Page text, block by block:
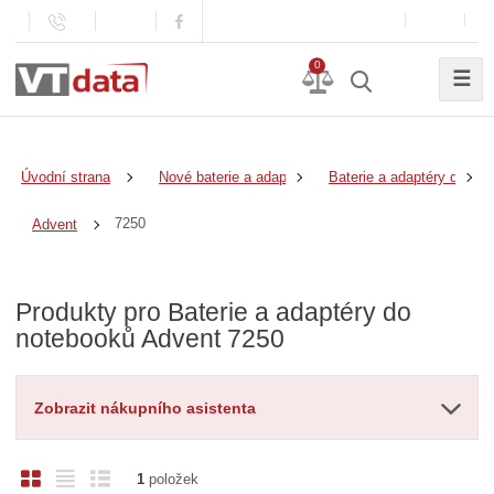
0
☰
Úvodní strana Nové baterie a adaptéry Baterie a adaptéry do
Advent 7250
Produkty pro Baterie a adaptéry do
notebooků Advent 7250
Zobrazit nákupního asistenta
O
Ř
1položek